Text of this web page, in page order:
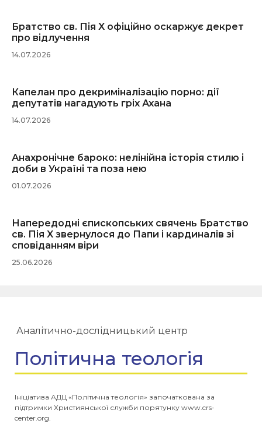
Братство св. Пія X офіційно оскаржує декрет
про відлучення
14.07.2026
Капелан про декриміналізацію порно: дії
депутатів нагадують гріх Ахана
14.07.2026
Анахронічне бароко: нелінійна історія стилю і
доби в Україні та поза нею
01.07.2026
Напередодні єпископських свячень Братство
св. Пія X звернулося до Папи і кардиналів зі
сповіданням віри
25.06.2026
Аналітично-дослідницький центр
Політична теологія
Ініціатива АДЦ «Політична теологія» започаткована за
підтримки Християнської служби порятунку www.crs-
center.org.